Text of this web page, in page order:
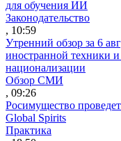
для обучения ИИ
Законодательство
, 10:59
Утренний обзор за 6
иностранной техники
национализации
Обзор СМИ
, 09:26
Росимущество
Global Spirits
Практика